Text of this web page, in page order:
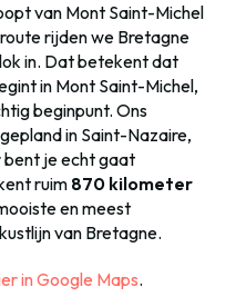
van Mont Saint-Michel
rijden we Bretagne
in. Dat betekent dat
in Mont Saint-Michel,
beginpunt. Ons
in Saint-Nazaire,
bent je echt gaat
ruim 870 kilometer
en meest
van Bretagne.
in Google Maps.